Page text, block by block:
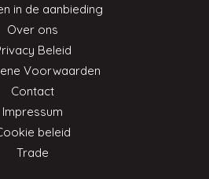
in de aanbieding
Over ons
Beleid
Voorwaarden
Contact
Impressum
beleid
Trade